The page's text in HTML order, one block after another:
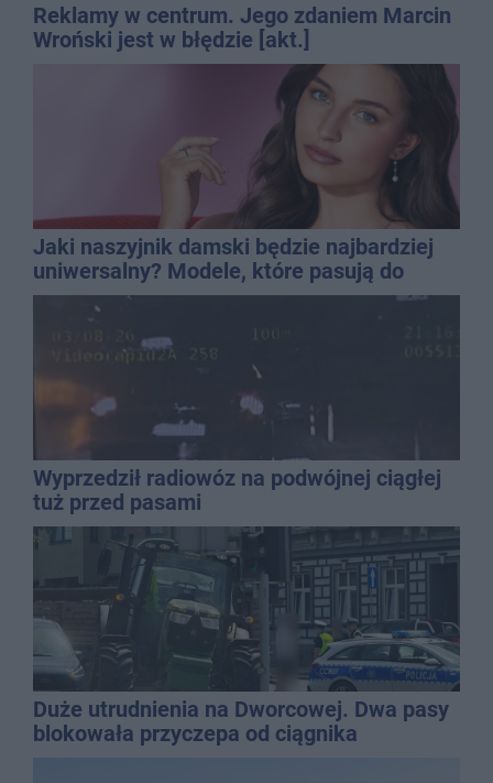
Reklamy w centrum. Jego zdaniem Marcin
Wroński jest w błędzie [akt.]
Jaki naszyjnik damski będzie najbardziej
uniwersalny? Modele, które pasują do
wielu stylizacji
Wyprzedził radiowóz na podwójnej ciągłej
tuż przed pasami
Duże utrudnienia na Dworcowej. Dwa pasy
blokowała przyczepa od ciągnika